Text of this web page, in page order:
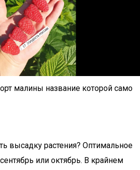
малины название которой само
высадку растения? Оптимальное
или октябрь. В крайнем